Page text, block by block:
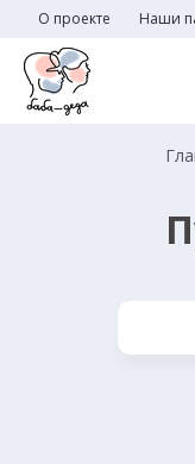
О проекте Наши